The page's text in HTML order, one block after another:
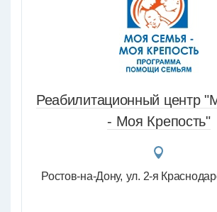
Реабилитационный центр
- Моя Крепость"
Ростов-на-Дону ул. 2-я